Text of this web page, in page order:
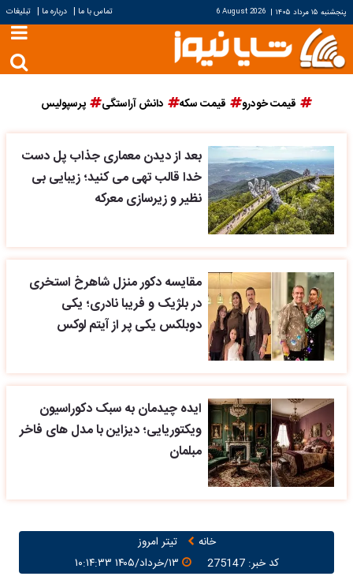
پنجشنبه ۱۵ مرداد ۱۴۰۵ |
6 August 2026 تماس با ما | درباره ما | تبلیغات
قیمت خودرو قیمت سکه دانش آراستگی پرسپولیس
بعد از دیدن معماری جذاب پل دست
خدا قالب تهی می کنید؛ زیبایی بی
نظیر و زیرسازی معرکه
مقایسه دکور منزل شاهرخ استخری
در بلژیک و فریبا نادری؛ یکی
دوبلکس یکی پر از آیتم لوکس
ایده چیدمان به سبک دکوراسیون
ویکتوریایی؛ دیزاین با مدل های فاخر
مبلمان
خانه
تیتر امروز
کد خبر: 275147